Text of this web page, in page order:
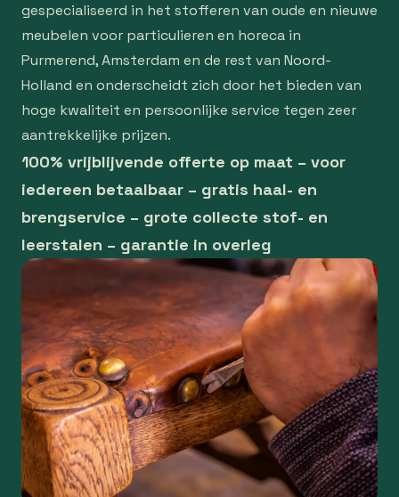
gespecialiseerd in het stofferen van oude en nieuwe
meubelen voor particulieren en horeca in
Purmerend, Amsterdam en de rest van Noord-
Holland en onderscheidt zich door het bieden van
hoge kwaliteit en persoonlijke service tegen zeer
aantrekkelijke prijzen.
100% vrijblijvende offerte op maat – voor
iedereen betaalbaar – gratis haal- en
brengservice – grote collecte stof- en
leerstalen – garantie in overleg